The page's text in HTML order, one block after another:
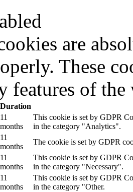
are
These
features of
Duration
11
months
This cookie is set by GDPR
in the category "Analytics".
11
months
The cookie is set by GDPR
11
months
This cookie is set by GDPR
in the category "Necessary".
11
months
This cookie is set by GDPR
in the category "Other.